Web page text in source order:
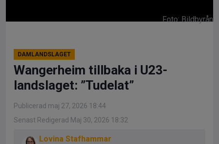
Foto: Bildbyrån
DAMLANDSLAGET
Wangerheim tillbaka i U23-
landslaget: ”Tudelat”
Publicerad maj 27, 2026 18:44
Senast Redigerad Maj 30, 2026 18:32
Lovina Stafhammar